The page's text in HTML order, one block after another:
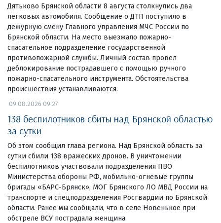
Дятьково Брянской области 8 августа столкнулись два
легковых автомобиля. Сообщение о ДТП поступило в
дежурную смену Главного управления МЧС России по
Брянской области. На место выезжало пожарно-
спасательное подразделение государственной
противопожарной службы. Личный состав провел
деблокирование пострадавшего с помощью ручного
пожарно-спасательного инструмента. Обстоятельства
происшествия устанавливаются.
09.08.2026 09:27
138 беспилотников сбиты над Брянской областью
за сутки
Об этом сообщил глава региона. Над Брянской область за
сутки сбили 138 вражеских дронов. В уничтожении
беспилотников участвовали подразделения ПВО
Министерства обороны РФ, мобильно-огневые группы
бригады «БАРС-Брянск», МОГ Брянского ЛО МВД России на
транспорте и спецподразделения Росгвардии по Брянской
области. Ранее мы сообщали, что в селе Новенькое при
обстреле ВСУ пострадала женщина.